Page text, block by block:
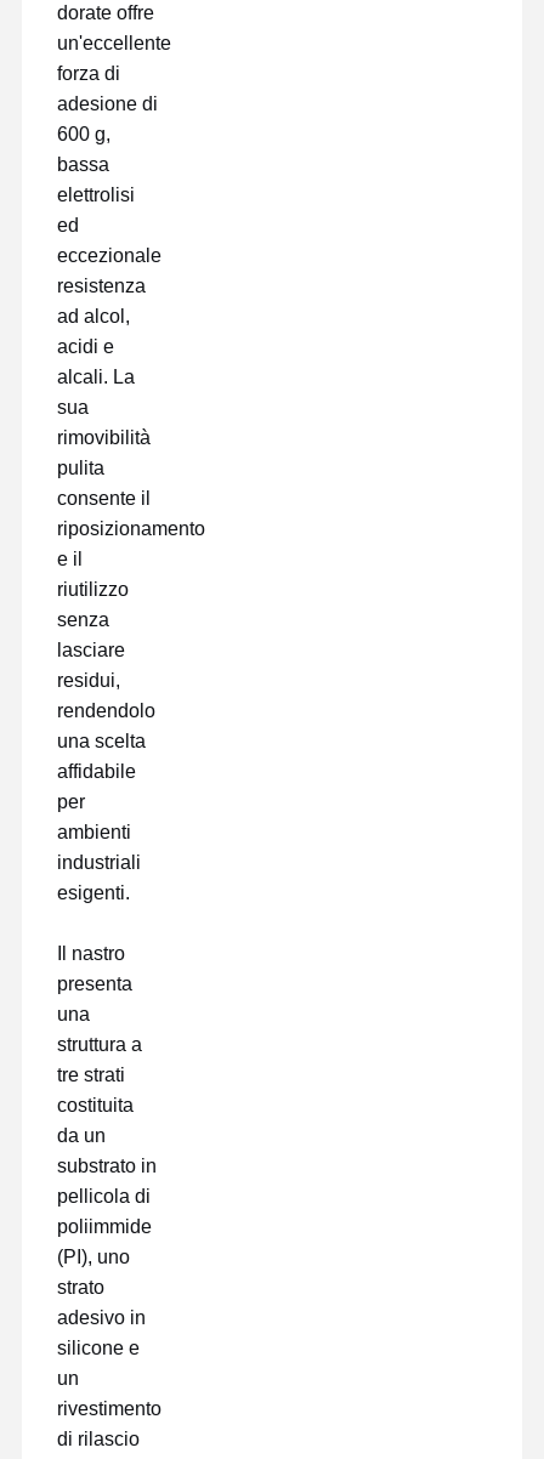
Nastro del Kapton
Doppio nastro parteggiato
Nastro mascherante
Pellicola in PET
Nastro di PTFE
Nastro per il PI
Film di pi
Film dell'unità di elaborazione
Pellicola in silicone
Film acrilico
Nastro perforato
Pellicola protettiva blu
Film di riscaldamento
Nastro industriale
dorate offre
un'eccellente
forza di
adesione di
600 g,
bassa
elettrolisi
ed
eccezionale
resistenza
ad alcol,
acidi e
alcali. La
sua
rimovibilità
pulita
consente il
riposizionamento
e il
riutilizzo
senza
lasciare
residui,
rendendolo
una scelta
affidabile
per
ambienti
industriali
esigenti.
Il nastro
presenta
una
struttura a
tre strati
costituita
da un
substrato in
pellicola di
poliimmide
(PI), uno
strato
adesivo in
silicone e
un
rivestimento
di rilascio